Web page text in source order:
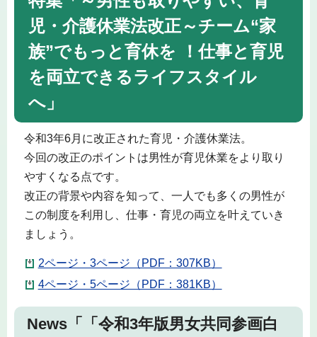
児・介護休業法改正～チーム“家
族”でもっと育休を ！仕事と育児
を両立できるライフスタイル
へ」
令和3年6月に改正された育児・介護休業法。
今回の改正のポイントは男性が育児休業をより取り
やすくなる点です。
改正の背景や内容を知って、一人でも多くの男性が
この制度を利用し、仕事・育児の両立を叶えていき
ましょう。
2ページ・3ページ（PDF：307KB）
4ページ・5ページ（PDF：381KB）
News「「令和3年版男女共同参画白